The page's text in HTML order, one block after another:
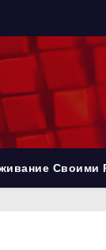
Своими